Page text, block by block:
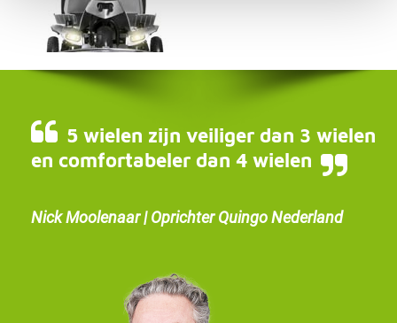
5 wielen zijn veiliger dan 3 wielen
en comfortabeler dan 4 wielen
Nick Moolenaar | Oprichter Quingo Nederland